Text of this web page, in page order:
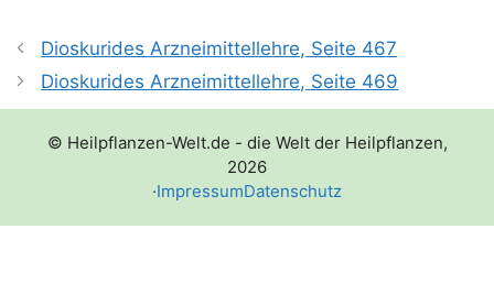
Dioskurides Arzneimittellehre, Seite 467
Dioskurides Arzneimittellehre, Seite 469
© Heilpflanzen-Welt.de - die Welt der Heilpflanzen,
2026
·ImpressumDatenschutz